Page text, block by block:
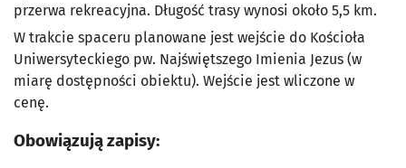
przerwa rekreacyjna. Długość trasy wynosi około 5,5 km.
W trakcie spaceru planowane jest wejście do Kościoła
Uniwersyteckiego pw. Najświętszego Imienia Jezus (w
miarę dostępności obiektu). Wejście jest wliczone w
cenę.
Obowiązują zapisy: